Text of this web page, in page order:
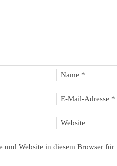
Name *
E-Mail-Adresse *
Website
und Website in diesem Browser